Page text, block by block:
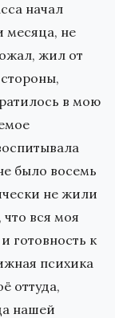
начал
месяца, не
жил от
в мою
было восемь
не жили
вся моя
готовность к
психика
оттуда,
нашей